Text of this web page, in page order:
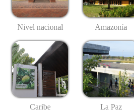
Nivel nacional Amazonía
Caribe La Paz